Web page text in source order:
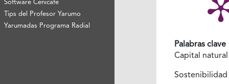
Software Cenicafé
Tips del Profesor Yarumo
Yarumadas Programa Radial
Palabras clave
Capital
Sostenibilidad